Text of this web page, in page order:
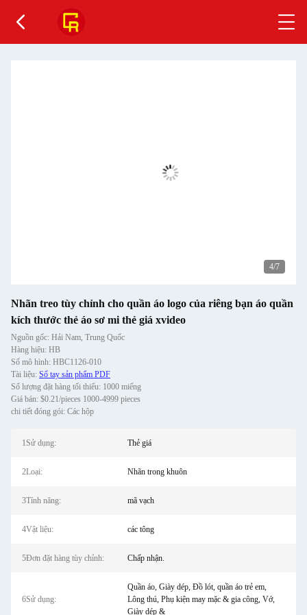
4/7
Nhãn treo tùy chỉnh cho quần áo logo của riêng bạn áo quần
kích thước thẻ áo sơ mi thẻ giá xvideo
Nguồn gốc: Hải Nam, Trung Quốc
Hàng hiệu: HB
Số mô hình: HBC1126-010
Tài liệu: Sổ tay sản phẩm PDF
Số lượng đặt hàng tối thiểu: 1000 miếng
Giá bán: $0.21/pieces 1000-4999 pieces
chi tiết đóng gói: Các hộp
1Sử dụng: Thẻ giá
2Loại: Nhãn trong khuôn
3Tính năng: mã vạch
4Vật liệu: các tông
5Đơn đặt hàng tùy chỉnh: Chấp nhận.
6Sử dụng:
Quần áo, Giày dép, Đồ lót, quần áo trẻ em,
Lông thú, Phụ kiện may mặc & gia công, Vớ,
Giày dép &